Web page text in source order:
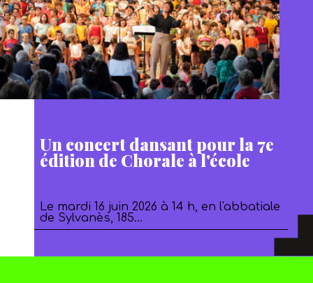
Un concert dansant pour la 7e
édition de Chorale à l'école
Le mardi 16 juin 2026 à 14 h, en l'abbatiale
de Sylvanès, 185…